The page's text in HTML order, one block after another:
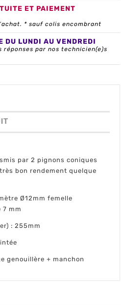
ET PAIEMENT
* sauf colis encombrant
DU LUNDI AU VENDREDI
réponses par nos technicien(e)s
par 2 pignons coniques
bon rendement quelque
Ø12mm femelle
7 mm
: 255mm
genouillère + manchon